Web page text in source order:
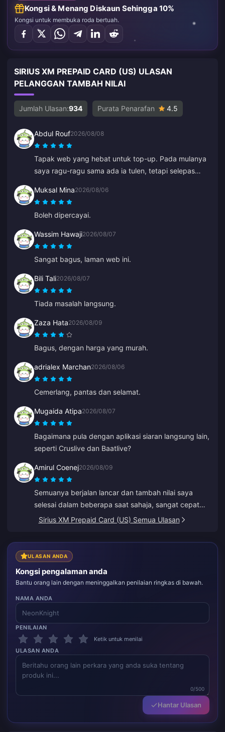
Kongsi & Menang Diskaun Sehingga 10%
Kongsi untuk membuka roda bertuah.
SIRIUS XM PREPAID CARD (US) ULASAN
PELANGGAN TAMBAH NILAI
Jumlah Ulasan:934 Purata Penarafan 4.5
Abdul Rouf2026/08/08
Tapak web yang hebat untuk top-up. Pada mulanya
saya ragu-ragu sama ada ia tulen, tetapi selepas
jumlah yang kecil. Ia sampai dalam masa kurang dari
2 minit, jadi saya sangat berpuas hati.
Muksal Mina2026/08/06
Boleh dipercayai.
Wassim Hawaji2026/08/07
Sangat bagus, laman web ini.
Bili Tali2026/08/07
Tiada masalah langsung.
Zaza Hata2026/08/09
Bagus, dengan harga yang murah.
adrialex Marchan2026/08/06
Cemerlang, pantas dan selamat.
Mugaida Atipa2026/08/07
Bagaimana pula dengan aplikasi siaran langsung lain,
seperti Cruslive dan Baatlive?
Amirul Coenej2026/08/09
Semuanya berjalan lancar dan tambah nilai saya
selesai dalam beberapa saat sahaja, sangat cepat
dan mudah!
Sirius XM Prepaid Card (US) Semua Ulasan
ULASAN ANDA
Kongsi pengalaman anda
Bantu orang lain dengan meninggalkan penilaian ringkas di bawah.
NAMA ANDA
PENILAIAN
Ketik untuk menilai
ULASAN ANDA
0/500
Hantar Ulasan